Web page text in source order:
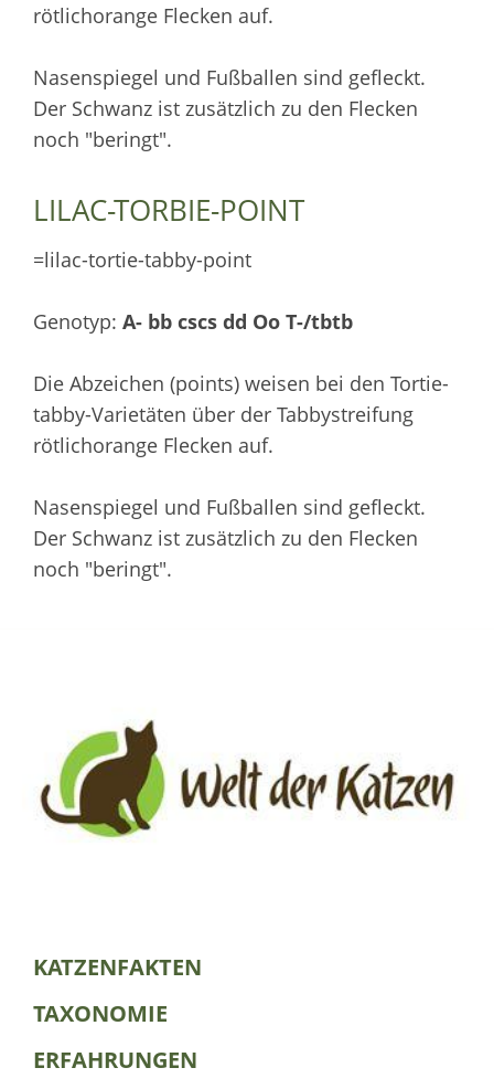
rötlichorange Flecken auf.
Nasenspiegel und Fußballen sind gefleckt.
Der Schwanz ist zusätzlich zu den Flecken
noch "beringt".
LILAC-TORBIE-POINT
=lilac-tortie-tabby-point
Genotyp: A- bb cscs dd Oo T-/tbtb
Die Abzeichen (points) weisen bei den Tortie-
tabby-Varietäten über der Tabbystreifung
rötlichorange Flecken auf.
Nasenspiegel und Fußballen sind gefleckt.
Der Schwanz ist zusätzlich zu den Flecken
noch "beringt".
KATZENFAKTEN
TAXONOMIE
ERFAHRUNGEN